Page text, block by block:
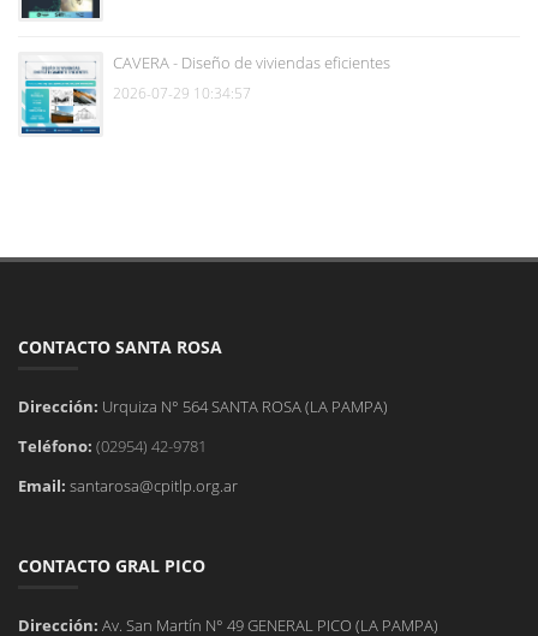
CAVERA - Diseño de viviendas eficientes
2026-07-29 10:34:57
CONTACTO SANTA ROSA
Dirección: Urquiza N° 564 SANTA ROSA (LA PAMPA)
Teléfono: (02954) 42-9781
Email: santarosa@cpitlp.org.ar
CONTACTO GRAL PICO
Dirección: Av. San Martín N° 49 GENERAL PICO (LA PAMPA)